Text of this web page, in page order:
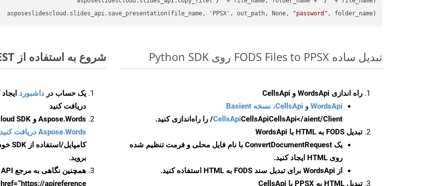
asposeslidescloud.slides_api.save_presentation(file_name, 'PPSX', out_path, None,
"password" , folder_name)
تبدیل ساده FODS Files to PPSX روی Python SDK
راه اندازی WordsApi و CellsApi
WordsApi و CellsApi، نسخه Basient
CellsApiCellsApiCellsApi</aient/Client/ را راه‌اندازی کنید.
تبدیل FODS به HTML با WordsApi
یک ConvertDocumentRequest با نام فایل محلی و فرمت تنظیم شده
روی HTML ایجاد کنید.
از WordsApi برای تبدیل سند FODS به HTML استفاده کنید.
تبدیل HTML به PPSX با CellsApi
شروع به استفاده از Aspose.Total REST برای FODS to PPSX کنید
یک حساب در داشبورد
دریافت کنید
Aspose.Words و Aspose.Cells Cloud SDK برای کد منبع Python را از
Aspose.Words دریافت کنید مخازن GitHub
کامپایل/استفاده از SDK خودتان یا برای گزینه های دانلود جایگزین به
بروید.
همچنین نگاهی به مرجع API مبتنی بر Swagger برای
href=“https://apireference بیندازید. برای اطلاعات بیشتر درباره